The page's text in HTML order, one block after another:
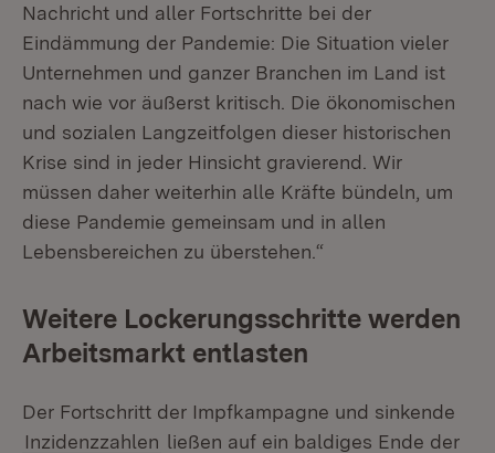
Nachricht und aller Fortschritte bei der
Eindämmung der Pandemie: Die Situation vieler
Unternehmen und ganzer Branchen im Land ist
nach wie vor äußerst kritisch. Die ökonomischen
und sozialen Langzeitfolgen dieser historischen
Krise sind in jeder Hinsicht gravierend. Wir
müssen daher weiterhin alle Kräfte bündeln, um
diese Pandemie gemeinsam und in allen
Lebensbereichen zu überstehen.“
Weitere Lockerungsschritte werden
Arbeitsmarkt entlasten
Der Fortschritt der Impfkampagne und sinkende
Inzidenzzahlen ließen auf ein baldiges Ende der